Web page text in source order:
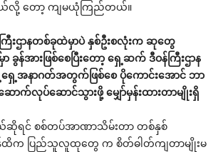
လို့ တော့ ကျမယုံကြည်တယ်။
ကြီးဌာနတစ်ခုထဲမှာပဲ နှစ်ဦးစလုံးက ဆုတွေ
န်အားဖြစ်စေပြီးတော့ ရှေ့ဆက် ဒီဝန်ကြီးဌာန
ေ့အနာဂတ်အတွက်ဖြစ်စေ ပိုကောင်းအောင် ဘာ
ပ်ဆောင်သွားဖို့ မျှော်မှန်းထားတာမျိုးရှိ
မယ်ဆိုရင် စစ်တပ်အာဏာသိမ်းတာ တစ်နှစ်
ျိန်ထိက ပြည်သူလူထုတွေ က စိတ်ဓါတ်ကျတာမျိုးမ